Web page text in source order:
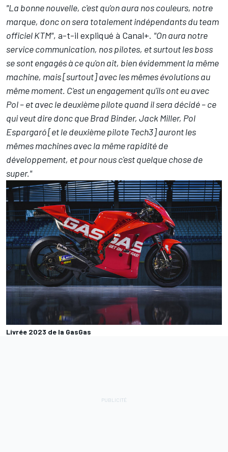
"La bonne nouvelle, c'est qu'on aura nos couleurs, notre
marque, donc on sera totalement indépendants du team
officiel KTM", a-t-il expliqué à Canal+. "On aura notre
service communication, nos pilotes, et surtout les boss
se sont engagés à ce qu'on ait, bien évidemment la même
machine, mais [surtout] avec les mêmes évolutions au
même moment. C'est un engagement qu'ils ont eu avec
Pol – et avec le deuxième pilote quand il sera décidé – ce
qui veut dire donc queBrad Binder, Jack Miller, Pol
Espargaró [et le deuxième pilote Tech3] auront les
mêmes machines avec la même rapidité de
développement, et pour nous c'est quelque chose de
super."
Livrée 2023 de la GasGas